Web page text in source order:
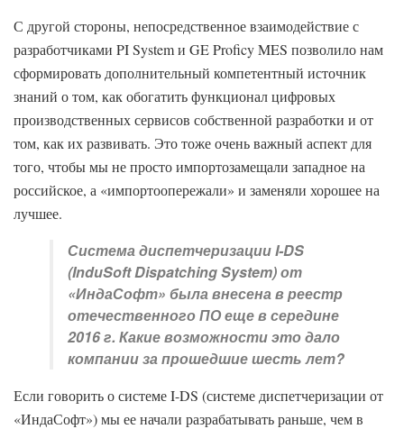
С другой стороны, непосредственное взаимодействие с
разработчиками PI System и GE Proficy MES позволило нам
сформировать дополнительный компетентный источник
знаний о том, как обогатить функционал цифровых
производственных сервисов собственной разработки и от
том, как их развивать. Это тоже очень важный аспект для
того, чтобы мы не просто импортозамещали западное на
российское, а «импортоопережали» и заменяли хорошее на
лучшее.
Система диспетчеризации I-DS
(InduSoft Dispatching System) от
«ИндаСофт» была внесена в реестр
отечественного ПО еще в середине
2016 г. Какие возможности это дало
компании за прошедшие шесть лет?
Если говорить о системе I-DS (системе диспетчеризации от
«ИндаСофт») мы ее начали разрабатывать раньше, чем в